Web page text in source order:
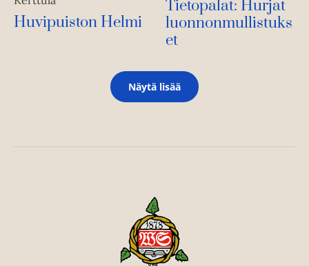
Huvipuiston Helmi
Tietopalat: Hurjat
luonnonmullistuks
et
Näytä lisää